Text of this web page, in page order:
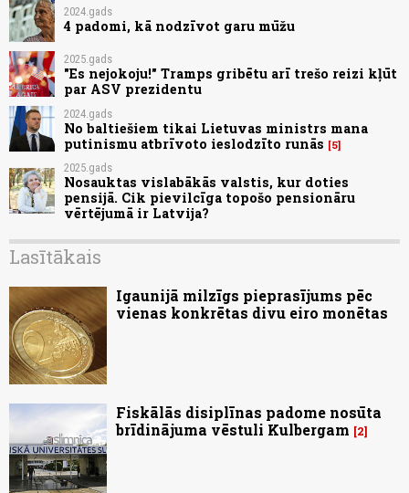
2024.gads
4 padomi, kā nodzīvot garu mūžu
2025.gads
"Es nejokoju!" Tramps gribētu arī trešo reizi kļūt
par ASV prezidentu
2024.gads
No baltiešiem tikai Lietuvas ministrs mana
putinismu atbrīvoto ieslodzīto runās
5
2025.gads
Nosauktas vislabākās valstis, kur doties
pensijā. Cik pievilcīga topošo pensionāru
vērtējumā ir Latvija?
Lasītākais
Igaunijā milzīgs pieprasījums pēc
vienas konkrētas divu eiro monētas
Fiskālās disiplīnas padome nosūta
brīdinājuma vēstuli Kulbergam
2